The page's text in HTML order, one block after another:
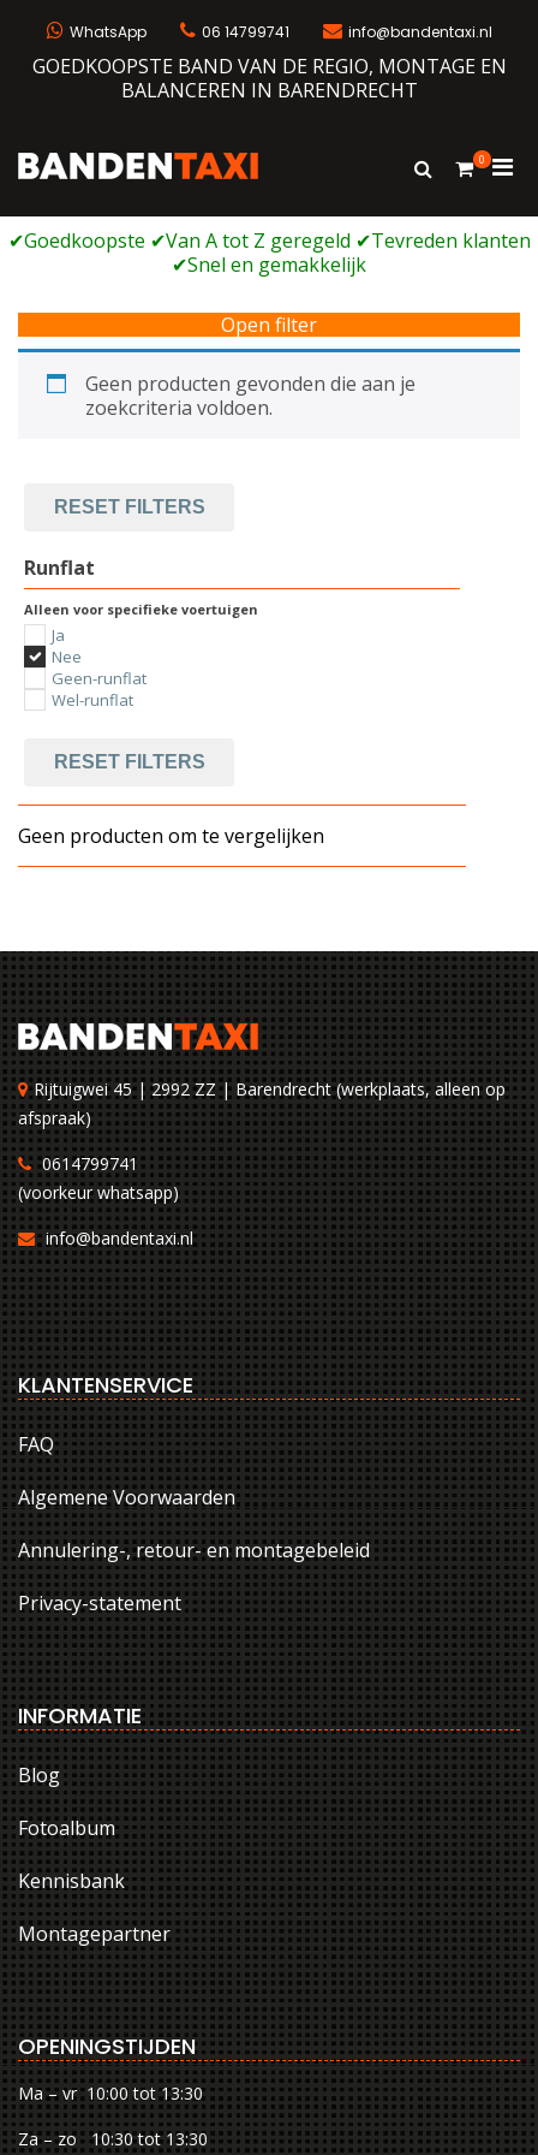
WhatsApp 06 14799741 info@bandentaxi.nl
GOEDKOOPSTE BAND VAN DE REGIO, MONTAGE EN
BALANCEREN IN BARENDRECHT
Bandengarage met eigen webshop
Toon
0
voor
Open filter
Geen producten gevonden die aan je
zoekcriteria voldoen.
RESET FILTERS
Runflat
Alleen voor specifieke voertuigen
Ja
Nee
Geen-runflat
Wel-runflat
RESET FILTERS
Geen producten om te vergelijken
Rijtuigwei 45 | 2992 ZZ | Barendrecht (werkplaats, alleen op
afspraak)
0614799741
(voorkeur whatsapp)
info@bandentaxi.nl
KLANTENSERVICE
FAQ
Algemene Voorwaarden
Annulering-, retour- en montagebeleid
Privacy-statement
INFORMATIE
Blog
Fotoalbum
Kennisbank
Montagepartner
OPENINGSTIJDEN
Ma – vr 10:00 tot 13:30
Za – zo 10:30 tot 13:30